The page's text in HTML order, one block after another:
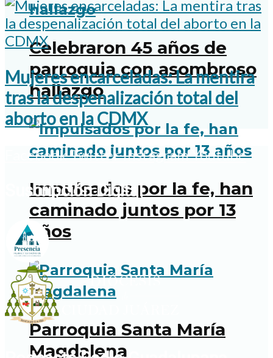
Celebraron 45 años de
parroquia con asombroso
hallazgo
Impulsados por la fe, han
caminado juntos por 13
años
Parroquia Santa María
Magdalena
Mujeres encarceladas: La mentira
tras la despenalización total del
aborto en la CDMX
FacebookTwitterInstagramYoutube
Suscripción Digital